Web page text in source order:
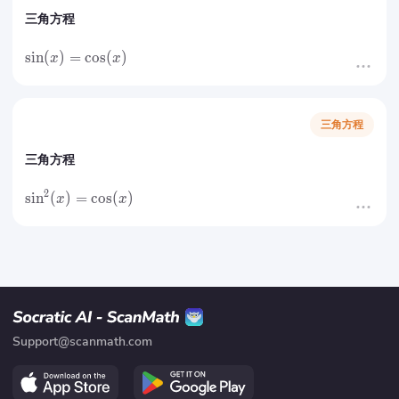
三角方程
sin(x) = cos(x)
三角方程
三角方程
sin2(x) = cos(x)
Support@scanmath.com